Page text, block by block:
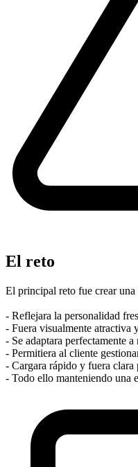
El reto
El principal reto fue crear una
- Reflejara la personalidad
- Fuera visualmente atractiva
- Se adaptara perfectamente
- Permitiera al cliente
- Cargara rápido y fuera clara
- Todo ello manteniendo una